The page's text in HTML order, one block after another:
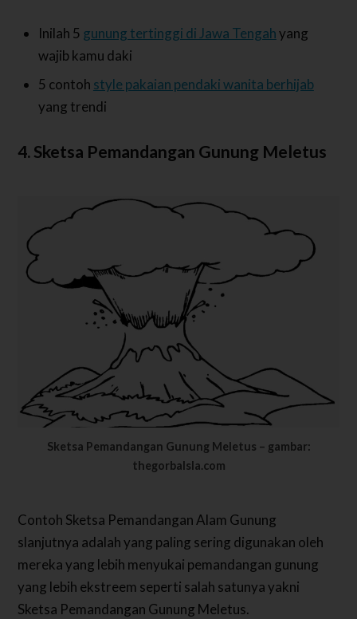
Inilah 5 gunung tertinggi di Jawa Tengahyang
wajib kamu daki
5 contoh style pakaian pendaki wanita berhijab
yang trendi
4. Sketsa Pemandangan Gunung Meletus
Sketsa Pemandangan Gunung Meletus – gambar:
thegorbalsla.com
Contoh Sketsa Pemandangan Alam Gunung
slanjutnya adalah yang paling sering digunakan oleh
mereka yang lebih menyukai pemandangan gunung
yang lebih ekstreem seperti salah satunya yakni
Sketsa Pemandangan Gunung Meletus.